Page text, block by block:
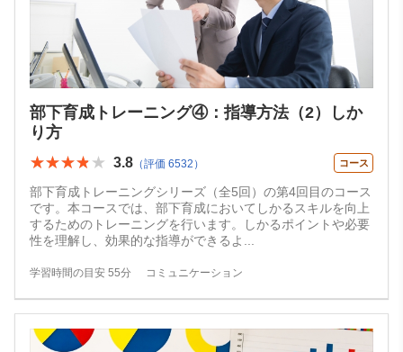
部下育成トレーニング④：指導方法（2）しか
り方
★★★★★
★★★★★ 3.8 （評価 6532） コース
部下育成トレーニングシリーズ（全5回）の第4回目のコース
です。本コースでは、部下育成においてしかるスキルを向上
するためのトレーニングを行います。しかるポイントや必要
性を理解し、効果的な指導ができるよ
学習時間の目安 55分 コミュニケーション